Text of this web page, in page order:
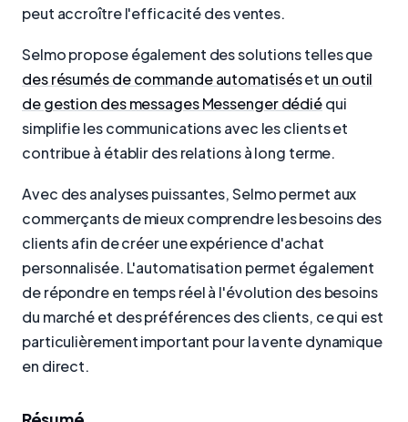
peut accroître l'efficacité des ventes.
Selmo propose également des solutions telles que
des résumés de commande automatiséset un outil
de gestion des messages Messenger dédiéqui
simplifie les communications avec les clients et
contribue à établir des relations à long terme.
Avec des analyses puissantes, Selmo permet aux
commerçants de mieux comprendre les besoins des
clients afin de créer une expérience d'achat
personnalisée. L'automatisation permet également
de répondre en temps réel à l'évolution des besoins
du marché et des préférences des clients, ce qui est
particulièrement important pour la vente dynamique
en direct.